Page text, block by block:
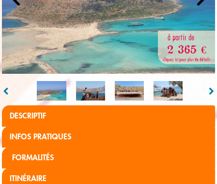
à partir de
2 365 €
cliquez ici pour plus de détails
DESCRIPTIF
INFOS PRATIQUES
FORMALITÉS
ITINÉRAIRE